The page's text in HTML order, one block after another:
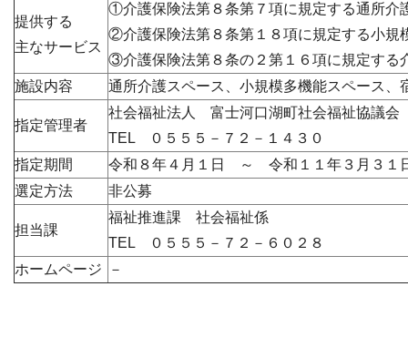
提供する
主なサービス
①介護保険法第８条第７項に規定する通所介
②介護保険法第８条第１８項に規定する小規
③介護保険法第８条の２第１６項に規定する
施設内容
通所介護スペース、小規模多機能スペース、
指定管理者
社会福祉法人 富士河口湖町社会福祉協議会
TEL ０５５５－７２－１４３０
指定期間
令和８年４月１日 ～ 令和１１年３月３１
選定方法
非公募
担当課
福祉推進課 社会福祉係
TEL ０５５５－７２－６０２８
ホームページ
－